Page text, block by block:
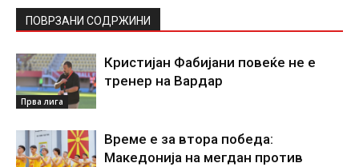
ПОВРЗАНИ СОДРЖИНИ
Прва лига
Кристијан Фабијани повеќе не е
тренер на Вардар
Време е за втора победа:
Македонија на мегдан против